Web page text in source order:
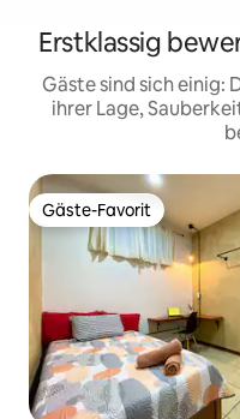
Erstklassig
Gäste sind sich einig:
ihrer Lage,
Gäste-Favorit
Gäste-Favorit